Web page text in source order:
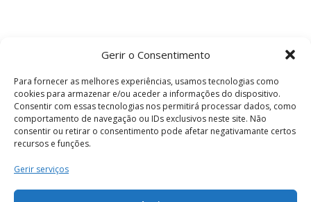
Gerir o Consentimento
Para fornecer as melhores experiências, usamos tecnologias como
cookies para armazenar e/ou aceder a informações do dispositivo.
Consentir com essas tecnologias nos permitirá processar dados, como
comportamento de navegação ou IDs exclusivos neste site. Não
consentir ou retirar o consentimento pode afetar negativamante certos
recursos e funções.
Gerir serviços
Termos e Condições